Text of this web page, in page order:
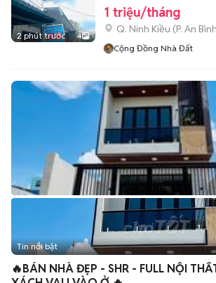
2 phút trước 4
1 triệu/tháng
Q. Ninh Kiều (P. An Bình
Cộng Đồng Nhà Đất
Tin nổi bật
🔥BÁN NHÀ ĐẸP - SHR - FULL NỘI